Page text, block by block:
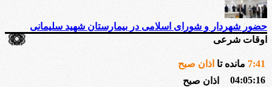
حضور شهردار و شورای اسلامی در بیمارستان شهید سلیمانی
اوقات شرعی
7:41 مانده تا اذان صبح
04:05:16
اذان صبح